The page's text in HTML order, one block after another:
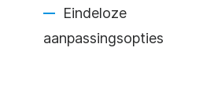
Eindeloze
aanpassingsopties